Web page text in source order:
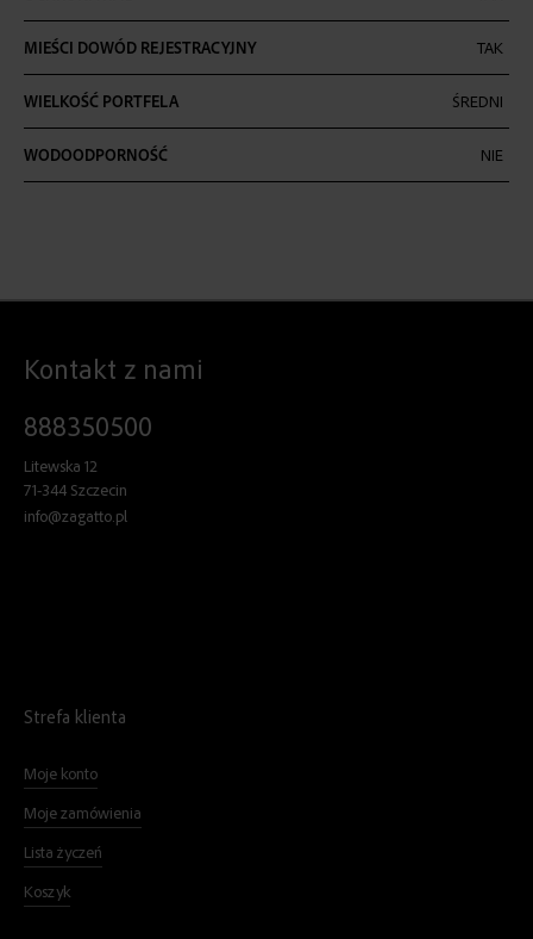
MIEŚCI DOWÓD REJESTRACYJNY TAK
WIELKOŚĆ PORTFELA ŚREDNI
WODOODPORNOŚĆ NIE
Kontakt z nami
888350500
Litewska 12
71-344 Szczecin
info@zagatto.pl
Strefa klienta
Moje konto
Moje zamówienia
Lista życzeń
Koszyk